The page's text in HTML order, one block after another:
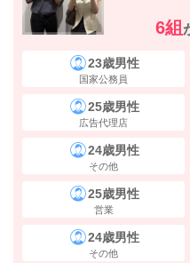
エキドンキや駅マルシェ
6組
23歳男性
国家公務員
25歳男性
広告代理店
24歳男性
その他
25歳男性
営業
24歳男性
その他